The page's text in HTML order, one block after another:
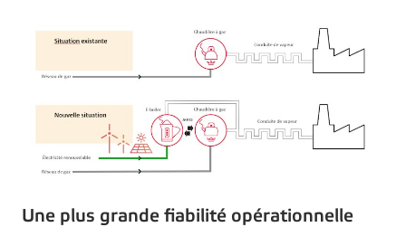
Une plus grande fiabilité opérationnelle